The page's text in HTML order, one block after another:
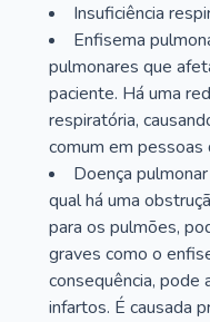
Insuficiência
Enfisema
pulmonares que
paciente. Há uma
respiratória,
comum em pessoas
Doença
qual há uma
para os pulmões,
graves como o
consequência, pode
infartos. É causada